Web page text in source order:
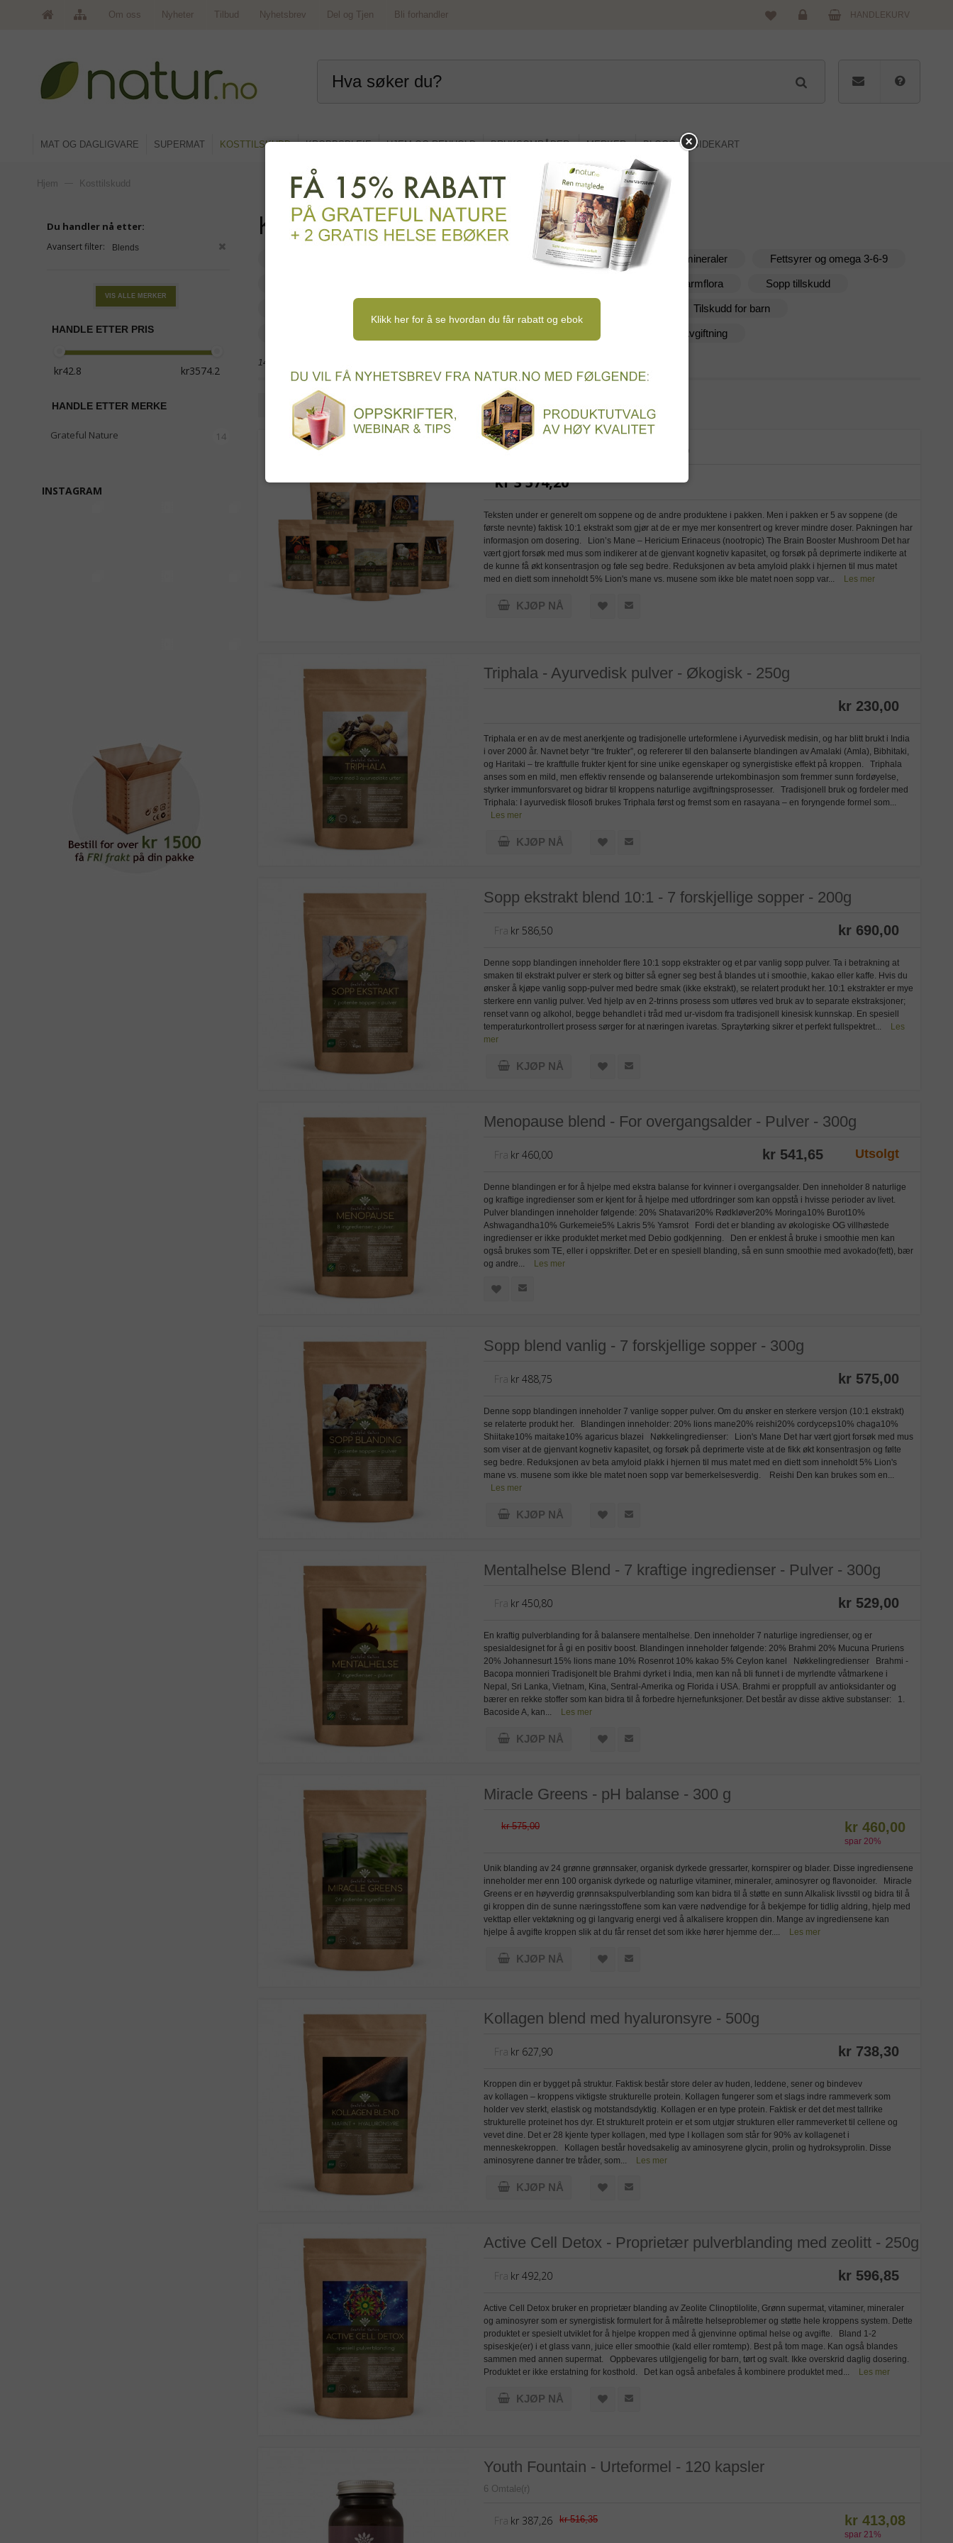
Om oss Nyheter Tilbud Nyhetsbrev Del og Tjen
Bli forhandler
HANDLEKURV
MAT OG DAGLIGVARE SUPERMAT KOSTTILSKUDD KROPPSPLEIE HJEM OG RENHOLD BRUKSOMRÅDER MERKER BLOGG SIDEKART
Hjem Kosttilskudd
Kosttilskudd
Mineraler Multivitaminer og mineraler Fettsyrer og omega 3-6-9
Probiotika & tarmflora Sopp tillskudd
Tilskudd for barn
Detox - Avgiftning
14 produkter
Rutenett PLASSERING
Gold sopp-pakken - Spar 15%
kr 3 574,20
Teksten under er generelt om soppene og de andre produktene i pakken. Men i pakken er 5 av soppene (de
første nevnte) faktisk 10:1 ekstrakt som gjør at de er mye mer konsentrert og krever mindre doser. Pakningen har
informasjon om dosering. Lion’s Mane – Hericium Erinaceus (nootropic) The Brain Booster Mushroom Det har
vært gjort forsøk med mus som indikerer at de gjenvant kognetiv kapasitet, og forsøk på deprimerte indikerte at
de kunne få økt konsentrasjon og føle seg bedre. Reduksjonen av beta amyloid plakk i hjernen til mus matet
med en diett som inneholdt 5% Lion's mane vs. musene som ikke ble matet noen sopp var...
Les mer
KJØP NÅ
Triphala - Ayurvedisk pulver - Økogisk - 250g
kr 230,00
Triphala er en av de mest anerkjente og tradisjonelle urteformlene i Ayurvedisk medisin, og har blitt brukt i India
i over 2000 år. Navnet betyr “tre frukter”, og refererer til den balanserte blandingen av Amalaki (Amla), Bibhitaki,
og Haritaki – tre kraftfulle frukter kjent for sine unike egenskaper og synergistiske effekt på kroppen. Triphala
anses som en mild, men effektiv rensende og balanserende urtekombinasjon som fremmer sunn fordøyelse,
styrker immunforsvaret og bidrar til kroppens naturlige avgiftningsprosesser. Tradisjonell bruk og fordeler med
Triphala: I ayurvedisk filosofi brukes Triphala først og fremst som en rasayana – en foryngende formel som...
Les mer
KJØP NÅ
Sopp ekstrakt blend 10:1 - 7 forskjellige sopper - 200g
kr 690,00
Fra kr 586,50
Denne sopp blandingen inneholder flere 10:1 sopp ekstrakter og et par vanlig sopp pulver. Ta i betrakning at
smaken til ekstrakt pulver er sterk og bitter så egner seg best å blandes ut i smoothie, kakao eller kaffe. Hvis du
ønsker å kjøpe vanlig sopp-pulver med bedre smak (ikke ekstrakt), se relatert produkt her. 10:1 ekstrakter er mye
sterkere enn vanlig pulver. Ved hjelp av en 2-trinns prosess som utføres ved bruk av to separate ekstraksjoner;
renset vann og alkohol, begge behandlet i tråd med ur-visdom fra tradisjonell kinesisk kunnskap. En spesiell
temperaturkontrollert prosess sørger for at næringen ivaretas. Spraytørking sikrer et perfekt fullspektret...
Les
mer
KJØP NÅ
Menopause blend - For overgangsalder - Pulver - 300g
Utsolgt
kr 541,65
Fra kr 460,00
Denne blandingen er for å hjelpe med ekstra balanse for kvinner i overgangsalder. Den inneholder 8 naturlige
og kraftige ingredienser som er kjent for å hjelpe med utfordringer som kan oppstå i hvisse perioder av livet.
Pulver blandingen inneholder følgende: 20% Shatavari20% Rødkløver20% Moringa10% Burot10%
Ashwagandha10% Gurkemeie5% Lakris 5% Yamsrot Fordi det er blanding av økologiske OG villhøstede
ingredienser er ikke produktet merket med Debio godkjenning. Den er enklest å bruke i smoothie men kan
også brukes som TE, eller i oppskrifter. Det er en spesiell blanding, så en sunn smoothie med avokado(fett), bær
og andre...
Les mer
Sopp blend vanlig - 7 forskjellige sopper - 300g
kr 575,00
Fra kr 488,75
Denne sopp blandingen inneholder 7 vanlige sopper pulver. Om du ønsker en sterkere versjon (10:1 ekstrakt)
se relaterte produkt her. Blandingen inneholder: 20% lions mane20% reishi20% cordyceps10% chaga10%
Shiitake10% maitake10% agaricus blazei Nøkkelingredienser: Lion's Mane Det har vært gjort forsøk med mus
som viser at de gjenvant kognetiv kapasitet, og forsøk på deprimerte viste at de fikk økt konsentrasjon og følte
seg bedre. Reduksjonen av beta amyloid plakk i hjernen til mus matet med en diett som inneholdt 5% Lion's
mane vs. musene som ikke ble matet noen sopp var bemerkelsesverdig. Reishi Den kan brukes som en...
Les mer
KJØP NÅ
Mentalhelse Blend - 7 kraftige ingredienser - Pulver - 300g
kr 529,00
Fra kr 450,80
En kraftig pulverblanding for å balansere mentalhelse. Den inneholder 7 naturlige ingredienser, og er
spesialdesignet for å gi en positiv boost. Blandingen inneholder følgende: 20% Brahmi 20% Mucuna Pruriens
20% Johannesurt 15% lions mane 10% Rosenrot 10% kakao 5% Ceylon kanel Nøkkelingredienser Brahmi -
Bacopa monnieri Tradisjonelt ble Brahmi dyrket i India, men kan nå bli funnet i de myrlendte våtmarkene i
Nepal, Sri Lanka, Vietnam, Kina, Sentral-Amerika og Florida i USA. Brahmi er proppfull av antioksidanter og
bærer en rekke stoffer som kan bidra til å forbedre hjernefunksjoner. Det består av disse aktive substanser: 1.
Bacoside A, kan...
Les mer
KJØP NÅ
Miracle Greens - pH balanse - 300 g
kr 575,00 kr 460,00
spar 20%
Unik blanding av 24 grønne grønnsaker, organisk dyrkede gressarter, kornspirer og blader. Disse ingrediensene
inneholder mer enn 100 organisk dyrkede og naturlige vitaminer, mineraler, aminosyrer og flavonoider. Miracle
Greens er en høyverdig grønnsakspulverblanding som kan bidra til å støtte en sunn Alkalisk livsstil og bidra til å
gi kroppen din de sunne næringsstoffene som kan være nødvendige for å bekjempe for tidlig aldring, hjelp med
vekttap eller vektøkning og gi langvarig energi ved å alkalisere kroppen din. Mange av ingrediensene kan
hjelpe å avgifte kroppen slik at du får renset det som ikke hører hjemme der....
Les mer
KJØP NÅ
Kollagen blend med hyaluronsyre - 500g
kr 738,30
Fra kr 627,90
Kroppen din er bygget på struktur. Faktisk består store deler av huden, leddene, sener og bindevev
av kollagen – kroppens viktigste strukturelle protein. Kollagen fungerer som et slags indre rammeverk som
holder vev sterkt, elastisk og motstandsdyktig. Kollagen er en type protein. Faktisk er det det mest tallrike
strukturelle proteinet hos dyr. Et strukturelt protein er et som utgjør strukturen eller rammeverket til cellene og
vevet dine. Det er 28 kjente typer kollagen, med type I kollagen som står for 90% av kollagenet i
menneskekroppen. Kollagen består hovedsakelig av aminosyrene glycin, prolin og hydroksyprolin. Disse
aminosyrene danner tre tråder, som...
Les mer
KJØP NÅ
Active Cell Detox - Proprietær pulverblanding med zeolitt - 250g
kr 596,85
Fra kr 492,20
Active Cell Detox bruker en proprietær blanding av Zeolite Clinoptilolite, Grønn supermat, vitaminer, mineraler
og aminosyrer som er synergistisk formulert for å målrette helseproblemer og støtte hele kroppens system. Dette
produktet er spesielt utviklet for å hjelpe kroppen med å gjenvinne optimal helse og avgifte. Bland 1-2
spiseskje(er) i et glass vann, juice eller smoothie (kald eller romtemp). Best på tom mage. Kan også blandes
sammen med annen supermat. Oppbevares utilgjengelig for barn, tørt og svalt. Ikke overskrid daglig dosering.
Produktet er ikke erstatning for kosthold. Det kan også anbefales å kombinere produktet med...
Les mer
KJØP NÅ
Youth Fountain - Urteformel - 120 kapsler
6 Omtale(r)
kr 516,35 kr 413,08
spar 21%
Fra kr 387,26
Du handler nå etter:
Avansert filter: Blends
VIS ALLE MERKER
HANDLE ETTER PRIS
HANDLE ETTER MERKE
Grateful Nature 14
INSTAGRAM
Klikk her for å se hvordan du får rabatt og ebok